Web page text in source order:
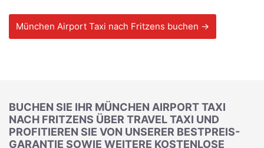
München Airport Taxi nach Fritzens buchen →
BUCHEN SIE IHR MÜNCHEN AIRPORT TAXI
NACH FRITZENS ÜBER TRAVEL TAXI UND
PROFITIEREN SIE VON UNSERER BESTPREIS-
GARANTIE SOWIE WEITERE KOSTENLOSE